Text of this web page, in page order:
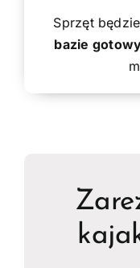
Sprzęt
bazie